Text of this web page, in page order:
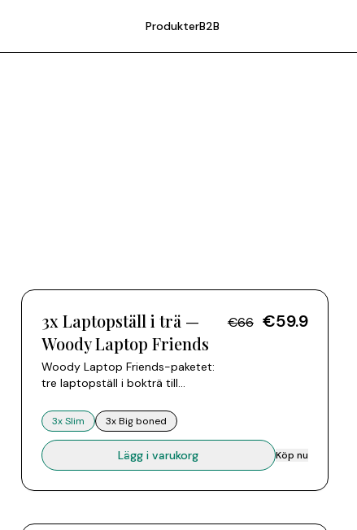
ProdukterB2B
3x
3x Laptopställ i trä —
Woody Laptop Friends
Woody Laptop Friends-paketet:
tre laptopställ i bokträ till
ett kors av två delar. Välj 3x Slim
eller 3x Big boned. Passar alla
laptops från 10 till 15 tum.
€66 €59.9
3x Slim 3x Big boned
Lägg i varukorg Köp nu